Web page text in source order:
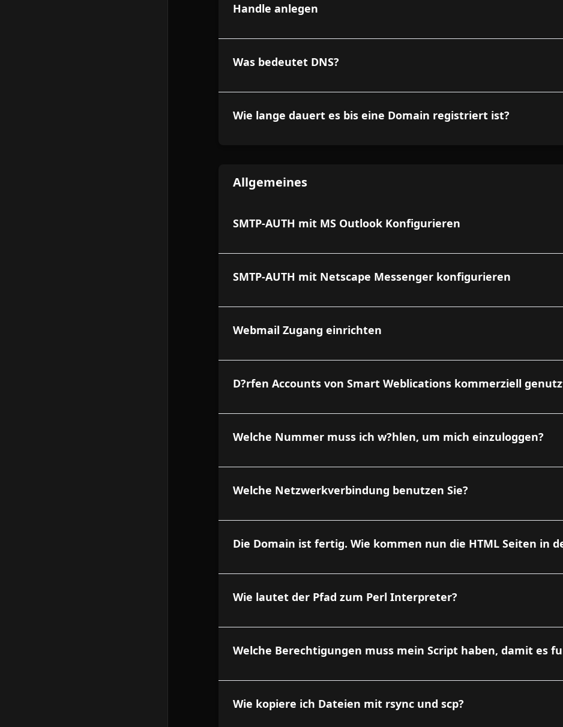
Handle anlegen
Was bedeutet DNS?
Wie lange dauert es bis eine Domain registriert ist?
Allgemeines
SMTP-AUTH mit MS Outlook Konfigurieren
SMTP-AUTH mit Netscape Messenger konfigurieren
Webmail Zugang einrichten
D?rfen Accounts von Smart Weblications kommerziell
Welche Nummer muss ich w?hlen, um mich einzuloggen?
Welche Netzwerkverbindung benutzen Sie?
Die Domain ist fertig. Wie kommen nun die HTML Seiten in
Wie lautet der Pfad zum Perl Interpreter?
Welche Berechtigungen muss mein Script haben, damit es
Wie kopiere ich Dateien mit rsync und scp?